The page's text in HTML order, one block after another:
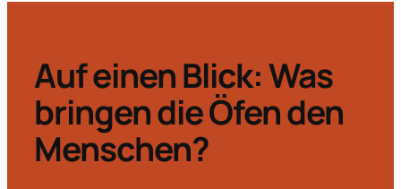
Auf einen Blick: Was
bringen die Öfen den
Menschen?